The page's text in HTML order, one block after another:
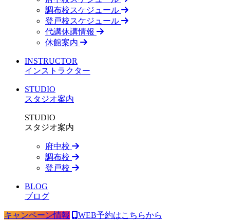
調布校スケジュール
登戸校スケジュール
代講休講情報
休館案内
INSTRUCTOR
インストラクター
STUDIO
スタジオ案内
STUDIO
スタジオ案内
府中校
調布校
登戸校
BLOG
ブログ
キャンペーン情報 WEB予約はこちらから